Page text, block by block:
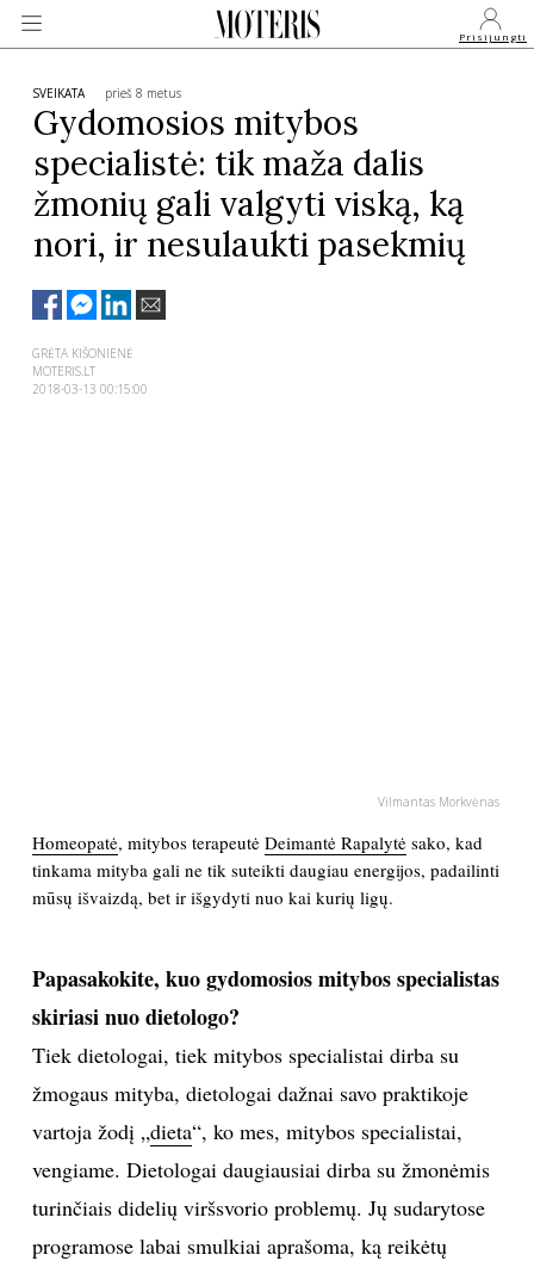
Prisijungti
VEIDAI
MONARCHIJA
MADA
GROŽIS
KULTŪRA
LAISVALAIKIS
KINAS
MUZIKA
TEATRAS
SPORTAS
FOTOGRAFIJA
SVEIKATA prieš 8 metus
Gydomosios mitybos
specialistė: tik maža dalis
žmonių gali valgyti viską, ką
nori, ir nesulaukti pasekmių
GRĖTA KIŠONIENĖ
MOTERIS.LT
2018-03-13 00:15:00
Vilmantas Morkvėnas
Homeopatė, mitybos terapeutė Deimantė Rapalytėsako, kad
tinkama mityba gali ne tik suteikti daugiau energijos, padailinti
mūsų išvaizdą, bet ir išgydyti nuo kai kurių ligų.
Papasakokite, kuo gydomosios mitybos specialistas
skiriasi nuo dietologo?
Tiek dietologai, tiek mitybos specialistai dirba su
žmogaus mityba, dietologai dažnai savo praktikoje
vartoja žodį „dieta“, ko mes, mitybos specialistai,
vengiame. Dietologai daugiausiai dirba su žmonėmis
turinčiais didelių viršsvorio problemų. Jų sudarytose
programose labai smulkiai aprašoma, ką reikėtų